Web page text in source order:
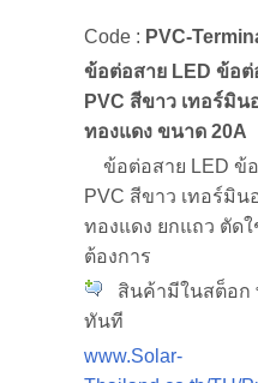
Code : PVC-
ข้อต่อสาย LED ข้อต่
PVC สีขาว เทอร์มิ
ทองแดง ขนาด 20A
ข้อต่อสาย LED ข้
PVC สีขาว เทอร์มิ
ทองแดง ยกแถว ตัด
ต้องการ
สินค้ามีในสต็อก
ทันที
www.Solar-